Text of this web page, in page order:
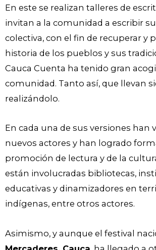
En este se realizan talleres de
invitan a la comunidad a escribir
colectiva, con el fin de recuperar y
historia de los pueblos y sus
Cauca Cuenta ha tenido gran
comunidad. Tanto así, que llevan
realizándolo.
En cada una de sus versiones han
nuevos actores y han logrado
promoción de lectura y de la
están involucradas bibliotecas,
educativas y dinamizadores en
indígenas, entre otros actores.
Asimismo, y aunque el festival